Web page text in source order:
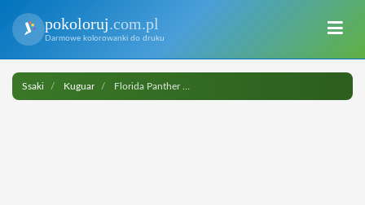
pokoloruj.com.pl
Darmowe kolorowanki do druku
Ssaki Kuguar Florida Panther do druku